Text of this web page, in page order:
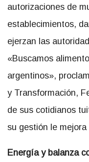
autorizaciones de
establecimientos,
ejerzan las
«Buscamos
argentinos»,
y Transformación,
de sus cotidianos
su gestión le
Energía y balanza